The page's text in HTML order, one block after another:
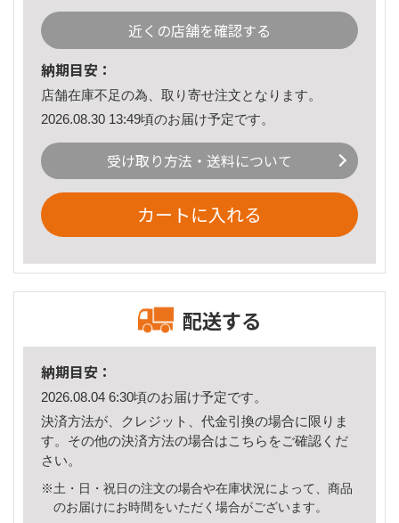
近くの店舗を確認する
納期目安：
店舗在庫不足の為、取り寄せ注文となります。
2026.08.30 13:49頃のお届け予定です。
受け取り方法・送料について
カートに入れる
配送する
納期目安：
2026.08.04 6:30頃のお届け予定です。
決済方法が、クレジット、代金引換の場合に限りま
す。その他の決済方法の場合はこちら をご確認くだ
さい。
※土・日・祝日の注文の場合や在庫状況によって、商品
のお届けにお時間をいただく場合がございます。